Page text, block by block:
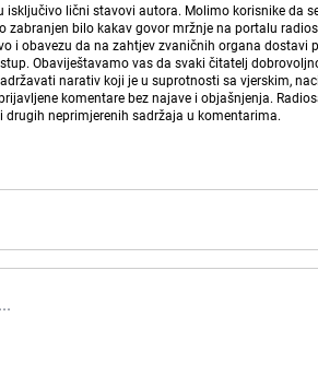
isključivo lični stavovi autora. Molimo korisnike da
zabranjen bilo kakav govor mržnje na portalu
i obavezu da na zahtjev zvaničnih organa
Obaviještavamo vas da svaki čitatelj
narativ koji je u suprotnosti sa vjerskim,
komentare bez najave i objašnjenja.
neprimjerenih sadržaja u komentarima.